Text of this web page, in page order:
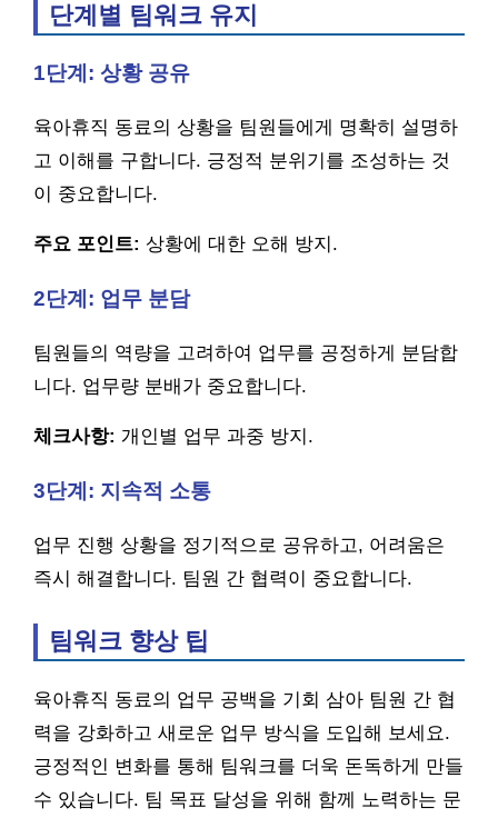
단계별 팀워크 유지
1단계: 상황 공유
육아휴직 동료의 상황을 팀원들에게 명확히 설명하
고 이해를 구합니다. 긍정적 분위기를 조성하는 것
이 중요합니다.
주요 포인트: 상황에 대한 오해 방지.
2단계: 업무 분담
팀원들의 역량을 고려하여 업무를 공정하게 분담합
니다. 업무량 분배가 중요합니다.
체크사항: 개인별 업무 과중 방지.
3단계: 지속적 소통
업무 진행 상황을 정기적으로 공유하고, 어려움은
즉시 해결합니다. 팀원 간 협력이 중요합니다.
팀워크 향상 팁
육아휴직 동료의 업무 공백을 기회 삼아 팀원 간 협
력을 강화하고 새로운 업무 방식을 도입해 보세요.
긍정적인 변화를 통해 팀워크를 더욱 돈독하게 만들
수 있습니다. 팀 목표 달성을 위해 함께 노력하는 문